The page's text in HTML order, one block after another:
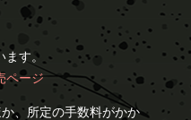
す。
ページ
、所定の手数料がかか